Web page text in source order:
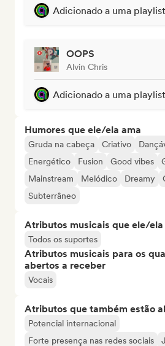
Adicionado a uma playlist
OOPS
Alvin Chris
Adicionado a uma playlist
Humores que ele/ela ama
Gruda na cabeça Criativo
Energético
Fusion Good vibes
Mainstream
Melódico Dreamy
Subterrâneo
Atributos musicais que ele/ela
Todos os suportes
Atributos musicais para os
abertos a receber
Vocais
Atributos que também estão
Potencial internacional
Forte presença nas redes sociais